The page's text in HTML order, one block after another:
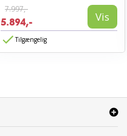
7.997,-
5.894,- Vis
Tilgængelig